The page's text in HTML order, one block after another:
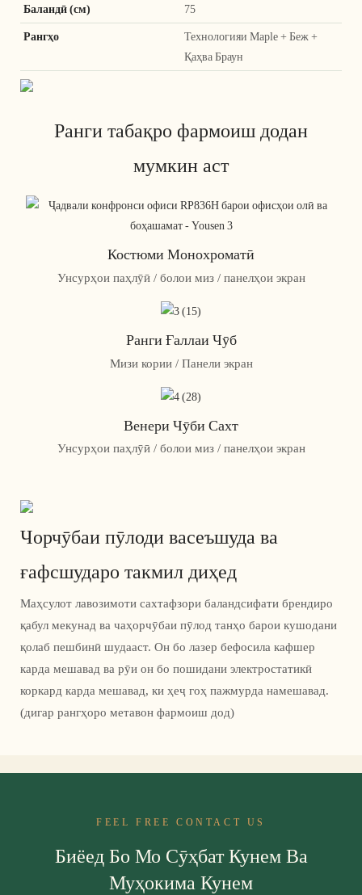
Баландӣ (см) 75
Рангҳо
Технологияи Maple + Беж +
Қаҳва Браун
Ранги табақро фармоиш додан
мумкин аст
Костюми Монохроматӣ
Унсурҳои паҳлӯӣ / болои миз / панелҳои экран
Ранги Ғаллаи Чӯб
Мизи кории / Панели экран
Венери Чӯби Сахт
Унсурҳои паҳлӯӣ / болои миз / панелҳои экран
Чорчӯбаи пӯлоди васеъшуда ва
ғафсшударо такмил диҳед
Маҳсулот лавозимоти сахтафзори баландсифати брендиро
қабул мекунад ва чаҳорчӯбаи пӯлод танҳо барои кушодани
қолаб пешбинӣ шудааст. Он бо лазер бефосила кафшер
карда мешавад ва рӯи он бо пошидани электростатикӣ
коркард карда мешавад, ки ҳеҷ гоҳ пажмурда намешавад.
(дигар рангҳоро метавон фармоиш дод)
FEEL FREE CONTACT US
Биёед Бо Мо Сӯҳбат Кунем Ва
Муҳокима Кунем